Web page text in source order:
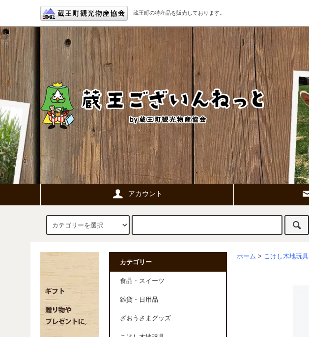
蔵王町の特産品を販売しております。
アカウント
ホーム > こけし木地玩具
カテゴリー
食品・スイーツ
雑貨・日用品
ざおうさまグッズ